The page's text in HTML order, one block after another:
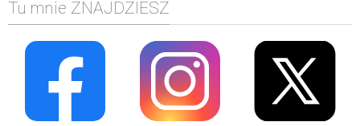
TESTOWANIE
SIECI
WYDARZENIA
BIZNES
PO GODZINACH
Tu mnie ZNAJDZIESZ